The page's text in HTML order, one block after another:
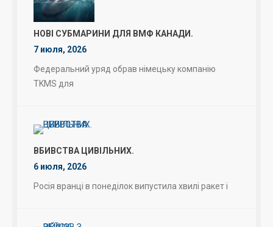
НОВІ СУБМАРИНИ ДЛЯ ВМФ КАНАДИ.
7 июля, 2026
Федеральний уряд обрав німецьку компанію
TKMS для
ВБИВСТВА ЦИВІЛЬНИХ.
6 июля, 2026
Росія вранці в понеділок випустила хвилі ракет і